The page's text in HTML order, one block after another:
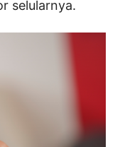
selularnya.